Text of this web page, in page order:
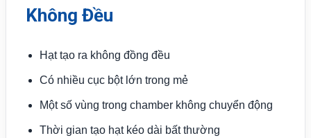
Không Đều
Hạt tạo ra không đồng đều
Có nhiều cục bột lớn trong mẻ
Một số vùng trong chamber không chuyển động
Thời gian tạo hạt kéo dài bất thường